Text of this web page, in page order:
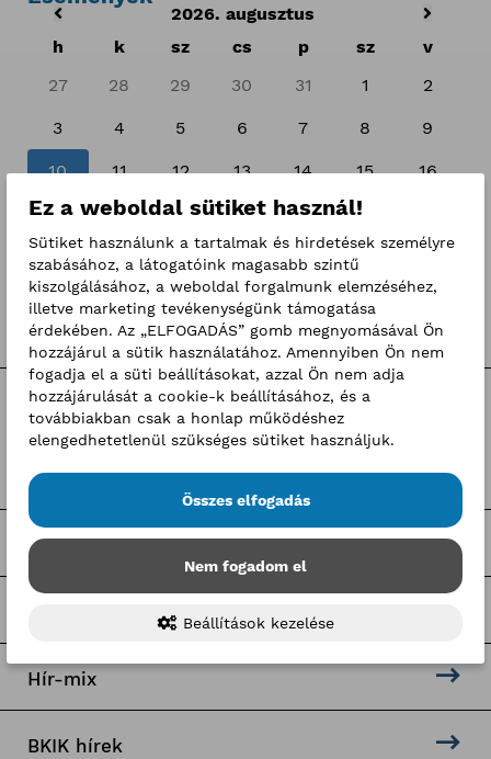
2026. augusztus
h
k sz cs p sz
v
27
28 29 30 31 1 2
3 4 5 6 7 8 9
10 11 12 13 14 15 16
17 18 19 20 21 22
24 26 28 29 30
31 3 4
Kategóriák
Hírek
Sajtóközlemények
Pályaorientációs programok
Hír-mix
BKIK hírek
Ez a weboldal sütiket használ!
Sütiket használunk a tartalmak és hirdetések személyre
szabásához, a látogatóink magasabb szintű
kiszolgálásához, a weboldal forgalmunk elemzéséhez,
illetve marketing tevékenységünk támogatása
érdekében. Az „ELFOGADÁS” gomb megnyomásával Ön
hozzájárul a sütik használatához. Amennyiben Ön nem
fogadja el a süti beállításokat, azzal Ön nem adja
hozzájárulását a cookie-k beállításához, és a
továbbiakban csak a honlap működéshez
elengedhetetlenül szükséges sütiket használjuk.
Összes elfogadás
Nem fogadom el
Beállítások kezelése